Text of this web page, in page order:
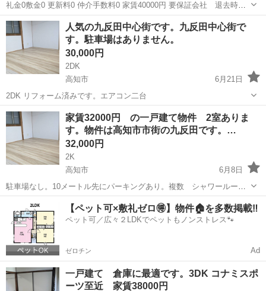
礼金0敷金0 更新料0 仲介手数料0 家賃40000円 要保証会社 退去時清
掃費用38000円
高知 高知市 一戸建て 物件
人気の九反田中心街です。九反田中心街で
す。駐車場はありません。
30,000円
2DK
高知市
6月21日
2DK リフォーム済みです。エアコン二台
高知 高知市 一戸建て
家賃32000円 の一戸建て物件 2室ありま
す。物件は高知市市街の九反田です。…
32,000円
2K
高知市
6月8日
駐車場なし。10メートル先にパーキングあり。複数 シャワールーム
あり。生活保護可
一戸建て 物件
【ペット可×敷礼ゼロ🉐】物件🏠を多数掲載‼️
ペット可／広々２LDKでペットもノンストレス🐾
ゼロチン Ad
一戸建て 倉庫に最適です。3DK コナミスポ
ーツ至近 家賃38000円